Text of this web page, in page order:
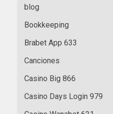
blog
Bookkeeping
Brabet App 633
Canciones
Casino Big 866
Casino Days Login 979